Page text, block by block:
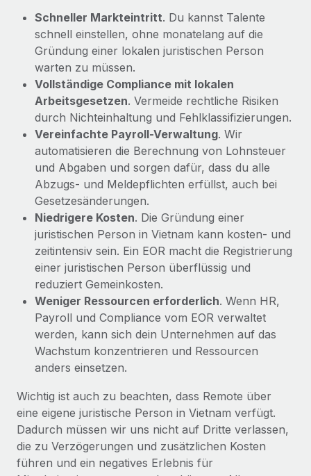
Schneller Markteintritt. Du kannst Talente
schnell einstellen, ohne monatelang auf die
Gründung einer lokalen juristischen Person
warten zu müssen.
Vollständige Compliance mit lokalen
Arbeitsgesetzen. Vermeide rechtliche Risiken
durch Nichteinhaltung und Fehlklassifizierungen.
Vereinfachte Payroll-Verwaltung. Wir
automatisieren die Berechnung von Lohnsteuer
und Abgaben und sorgen dafür, dass du alle
Abzugs- und Meldepflichten erfüllst, auch bei
Gesetzesänderungen.
Niedrigere Kosten. Die Gründung einer
juristischen Person in Vietnam kann kosten- und
zeitintensiv sein. Ein EOR macht die Registrierung
einer juristischen Person überflüssig und
reduziert Gemeinkosten.
Weniger Ressourcen erforderlich. Wenn HR,
Payroll und Compliance vom EOR verwaltet
werden, kann sich dein Unternehmen auf das
Wachstum konzentrieren und Ressourcen
anders einsetzen.
Wichtig ist auch zu beachten, dass Remote über
eine eigene juristische Person in Vietnam verfügt.
Dadurch müssen wir uns nicht auf Dritte verlassen,
die zu Verzögerungen und zusätzlichen Kosten
führen und ein negatives Erlebnis für